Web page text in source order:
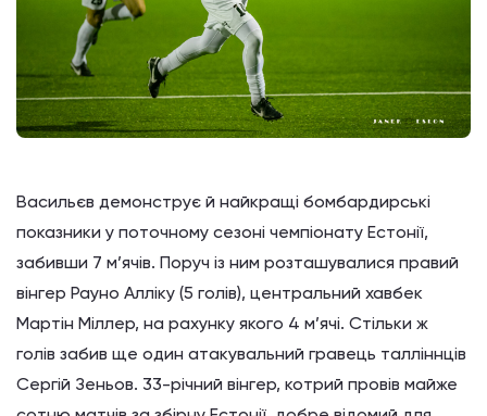
Васильєв демонструє й найкращі бомбардирські
показники у поточному сезоні чемпіонату Естонії,
забивши 7 м’ячів. Поруч із ним розташувалися правий
вінгер Рауно Алліку (5 голів), центральний хавбек
Мартін Міллер, на рахунку якого 4 м’ячі. Стільки ж
голів забив ще один атакувальний гравець талліннців
Сергій Зеньов. 33-річний вінгер, котрий провів майже